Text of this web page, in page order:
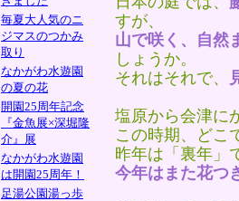
毎夏大人気のニ
ジマスのつかみ
取り
なかがわ水遊園
の夏の花
開園25周年記念
『金魚展×深堀隆
介』展
なかがわ水遊園
は開園25周年！
足湯公園湯っ歩
すが、
山で咲く、自然
しょうか。
それはそれで、
塩原から会津に
この時期、どこ
昨年は「裏年」
今年はまた花つ